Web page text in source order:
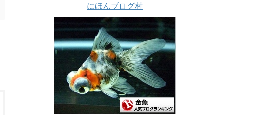
にほんブログ村